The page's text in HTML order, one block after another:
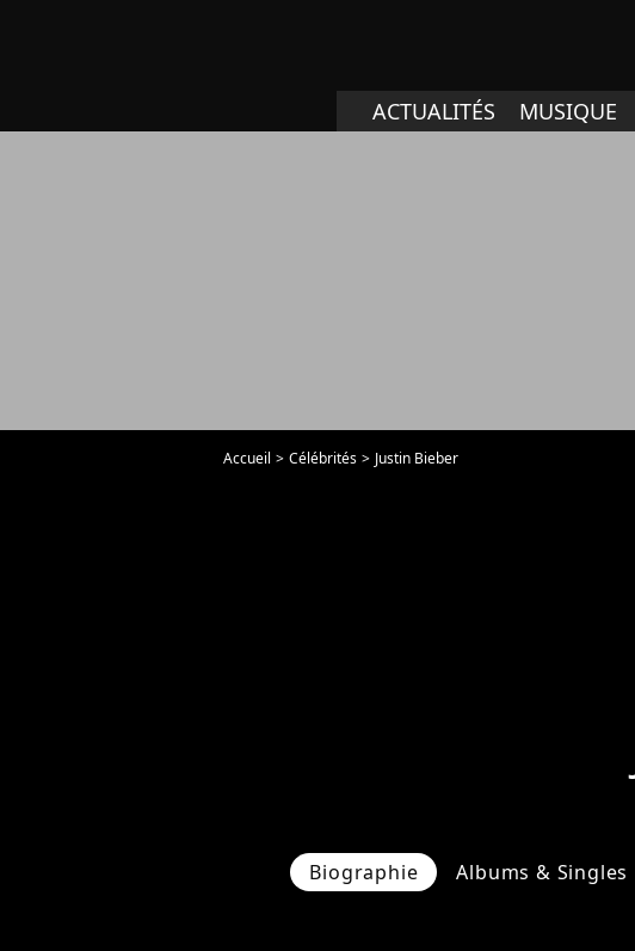
ACTUALITÉS MUSIQUE
Accueil Célébrités Justin Bieber
Biographie Albums & Singles